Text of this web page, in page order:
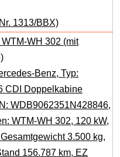
1313/BBX)
WH 302 (mit
Benz, Typ:
CDI Doppelkabine
WDB9062351N428846,
WTM-WH 302, 120 kW,
3.500 kg,
156.787 km, EZ